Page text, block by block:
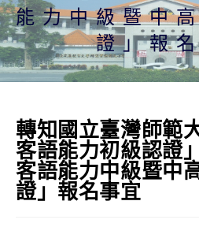
能力中級暨中
證」報
轉知國立臺灣師範
客語能力初級認證
客語能力中級暨中
證」報名事宜